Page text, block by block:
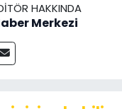
HAKKINDA
Merkezi